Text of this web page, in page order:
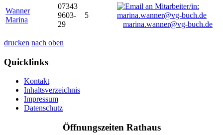
Wanner
Marina
07343
9603-
29
5
marina.wanner@vg-buch.de
drucken nach oben
Quicklinks
Kontakt
Inhaltsverzeichnis
Impressum
Datenschutz
Öffnungszeiten Rathaus